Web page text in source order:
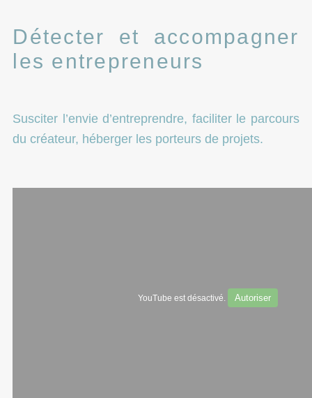
Détecter et accompagner
les entrepreneurs
Susciter l’envie d’entreprendre, faciliter le parcours
du créateur, héberger les porteurs de projets.
YouTube est désactivé. Autoriser